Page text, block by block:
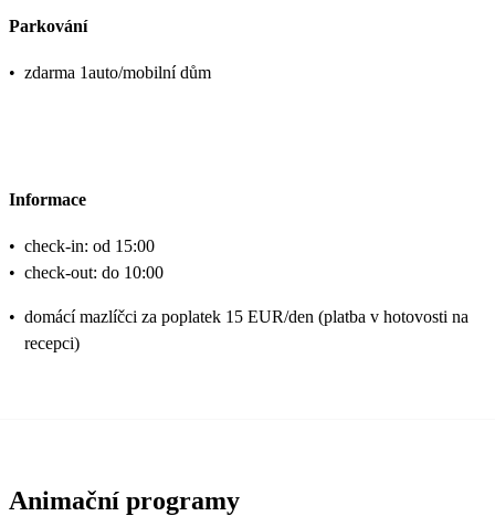
Parkování
• zdarma 1auto/mobilní dům
Informace
• check-in: od 15:00
• check-out: do 10:00
• domácí mazlíčci za poplatek 15 EUR/den (platba v hotovosti na
recepci)
Animační programy